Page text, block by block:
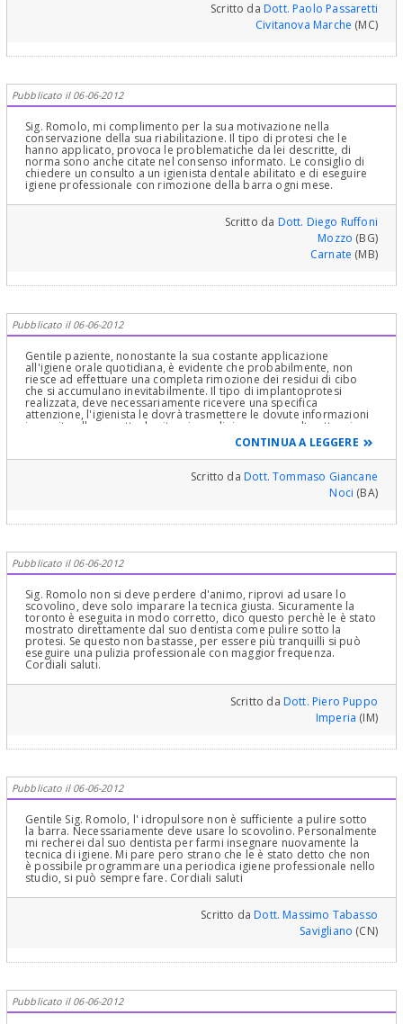
Scritto daDott. Paolo Passaretti
Civitanova Marche (MC)
Pubblicato il 06-06-2012
Sig. Romolo, mi complimento per la sua motivazione nella
conservazione della sua riabilitazione. Il tipo di protesi che le
hanno applicato, provoca le problematiche da lei descritte, di
norma sono anche citate nel consenso informato. Le consiglio di
chiedere un consulto a un igienista dentale abilitato e di eseguire
igiene professionale con rimozione della barra ogni mese.
Scritto da Dott. Diego Ruffoni
Mozzo (BG)
Carnate (MB)
Pubblicato il 06-06-2012
Gentile paziente, nonostante la sua costante applicazione
all'igiene orale quotidiana, è evidente che probabilmente, non
riesce ad effettuare una completa rimozione dei residui di cibo
che si accumulano inevitabilmente. Il tipo di implantoprotesi
realizzata, deve necessariamente ricevere una specifica
attenzione, l'igienista le dovrà trasmettere le dovute informazioni
in merito alla sua attuale situazione clinica, e con molta attenzione
si attenga alle istruzioni, che sicuramente le miglioreranno la sua
attuale situazione. Cordiali saluti dr. Tommaso Giancane
CONTINUA A LEGGERE
Scritto daDott. Tommaso Giancane
Noci (BA)
Pubblicato il 06-06-2012
Sig. Romolo non si deve perdere d'animo, riprovi ad usare lo
scovolino, deve solo imparare la tecnica giusta. Sicuramente la
toronto è eseguita in modo corretto, dico questo perchè le è stato
mostrato direttamente dal suo dentista come pulire sotto la
protesi. Se questo non bastasse, per essere più tranquilli si può
eseguire una pulizia professionale con maggior frequenza.
Cordiali saluti.
Scritto da Dott. Piero Puppo
Imperia (IM)
Pubblicato il 06-06-2012
Gentile Sig. Romolo, l' idropulsore non è sufficiente a pulire sotto
la barra. Necessariamente deve usare lo scovolino. Personalmente
mi recherei dal suo dentista per farmi insegnare nuovamente la
tecnica di igiene. Mi pare pero strano che le è stato detto che non
è possibile programmare una periodica igiene professionale nello
studio, si può sempre fare. Cordiali saluti
Scritto daDott. Massimo Tabasso
Savigliano (CN)
Pubblicato il 06-06-2012